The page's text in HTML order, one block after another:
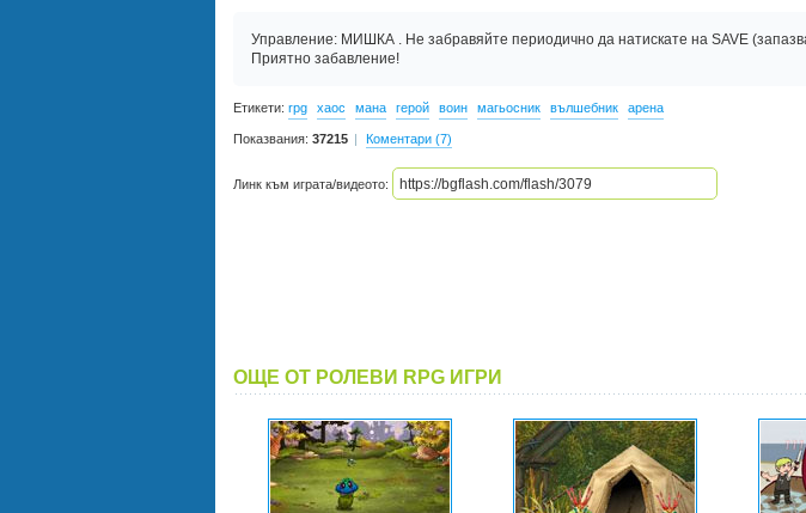
Управление: МИШКА . Не забравяйте периодично да натискате на SAVE
Приятно забавление!
Етикети: rpg хаос мана герой воин магьосник вълшебник арена
Показвания: 37215 Коментари (7)
Линк към играта/видеото:
ОЩЕ ОТ РОЛЕВИ RPG ИГРИ